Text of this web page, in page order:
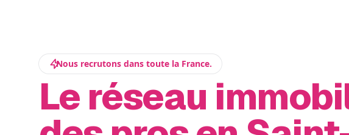
Nous recrutons dans toute la France.
Le réseau